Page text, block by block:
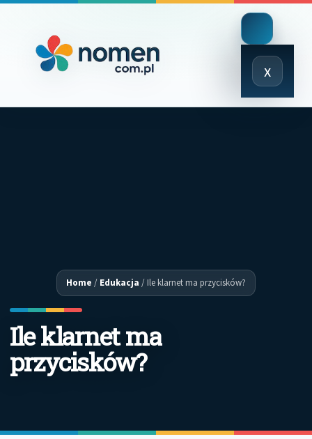
x
Close
Menu
Home / Edukacja /Ile klarnet ma przycisków?
Ile klarnet ma
przycisków?